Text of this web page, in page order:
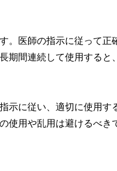
。医師の指示に従って正
期間連続して使用すると
示に従い、適切に使用す
使用や乱用は避けるべき